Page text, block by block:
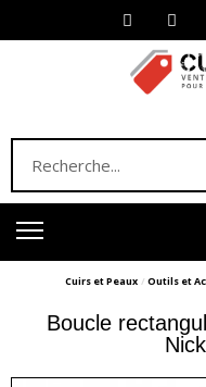
Cuirs et Peaux Outils et
Boucle